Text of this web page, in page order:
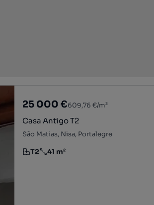
25 000 €609,76 €/m²
Casa Antigo T2
São Matias, Nisa, Portalegre
Tipologia
T2
Preço por metro quadrado
41 m²